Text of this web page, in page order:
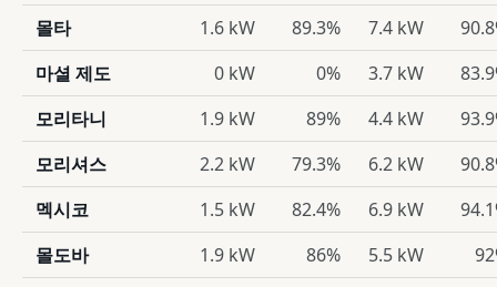
몰타
1.6 kW 89.3% 7.4 kW
마셜 제도
0 kW 0% 3.7 kW
모리타니
1.9 kW 89% 4.4 kW
모리셔스
2.2 kW 79.3% 6.2 kW
멕시코
1.5 kW 82.4% 6.9 kW
몰도바
1.9 kW 86% 5.5 kW